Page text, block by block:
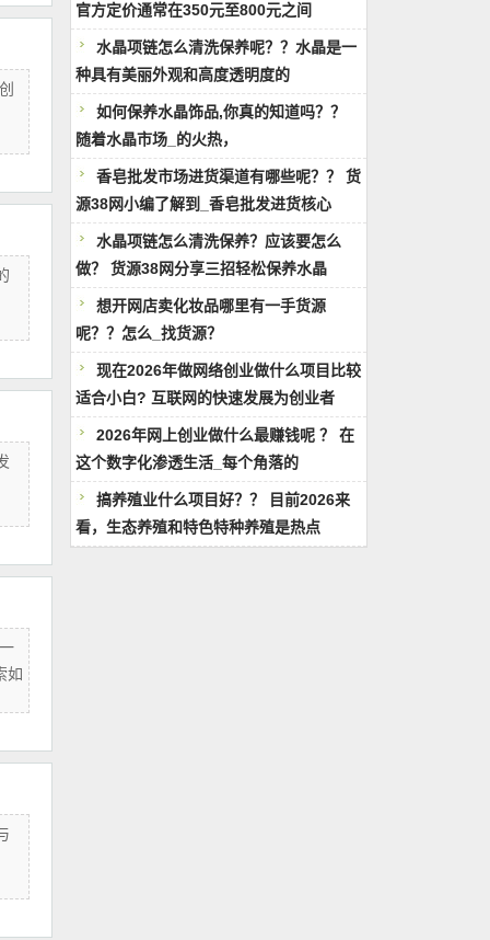
如
官方定价通常在350元至800元之间
水晶项链怎么清洗保养呢？？水晶是一
种具有美丽外观和高度透明度的
如何保养水晶饰品,你真的知道吗？？
随着水晶市场_的火热，
香皂批发市场进货渠道有哪些呢？？ 货
源38网小编了解到_香皂批发进货核心
水晶项链怎么清洗保养？应该要怎么
做？ 货源38网分享三招轻松保养水晶
想开网店卖化妆品哪里有一手货源
呢？？怎么_找货源？
现在2026年做网络创业做什么项目比较
适合小白? 互联网的快速发展为创业者
2026年网上创业做什么最赚钱呢 ？ 在
这个数字化渗透生活_每个角落的
搞养殖业什么项目好？？ 目前2026来
看，‌生态养殖和特色特种养殖‌是热点